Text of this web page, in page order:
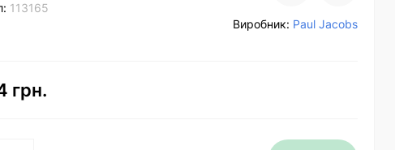
113165
Виробник: Paul Jacobs
грн.